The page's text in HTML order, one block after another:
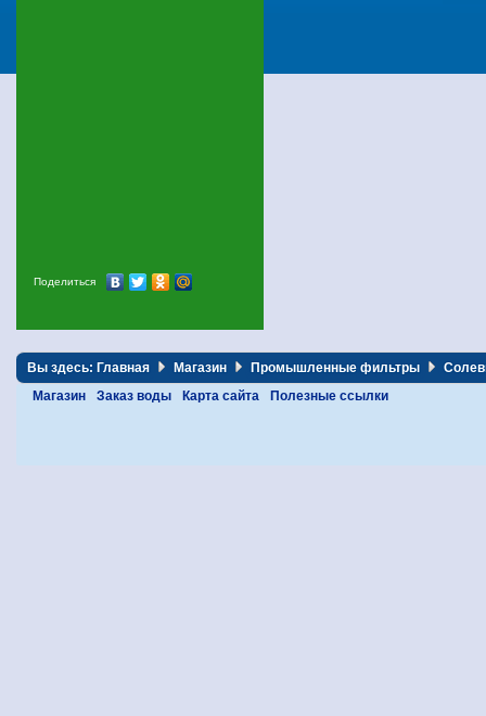
Поделиться
Вы здесь: Главная Магазин Промышленные фильтры
Магазин
Заказ воды Карта сайта Полезные ссылки